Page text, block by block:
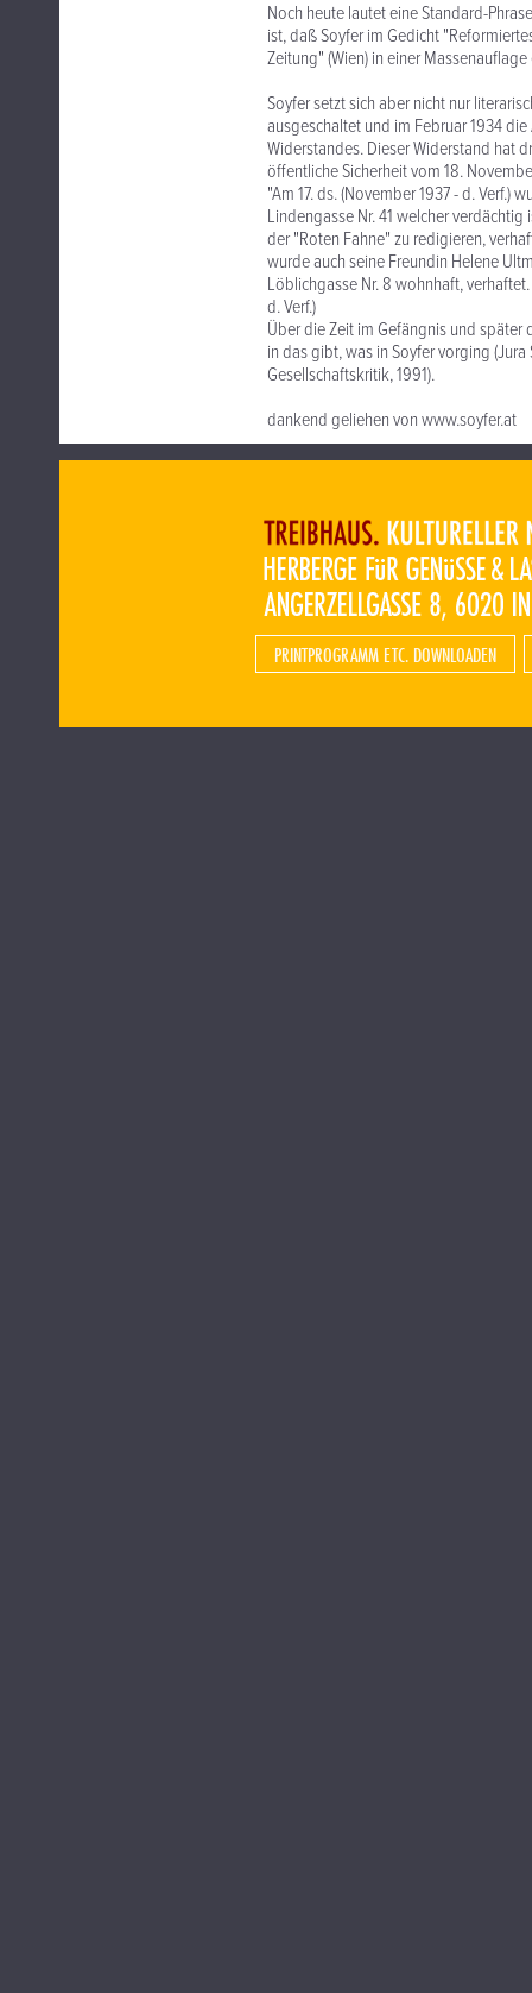
Noch heute lautet eine Standard-
ist, daß Soyfer im Gedicht
Zeitung" (Wien) in einer
Soyfer setzt sich aber nicht nur
ausgeschaltet und im Februar 1934
Widerstandes. Dieser Widerstand hat
öffentliche Sicherheit vom 18.
"Am 17. ds. (November 1937 - d. Verf.)
Lindengasse Nr. 41 welcher
der "Roten Fahne" zu redigieren,
wurde auch seine Freundin Helene
Löblichgasse Nr. 8 wohnhaft,
d. Verf.)
Über die Zeit im Gefängnis und
in das gibt, was in Soyfer vorging
Gesellschaftskritik, 1991).
dankend geliehen von www.soyfer.at
PRINTPROGRAMM ETC. DOWNLOADEN